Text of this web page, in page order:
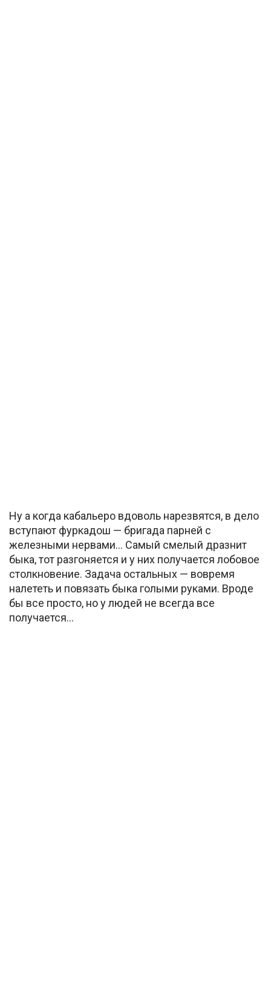
Ну а когда кабальеро вдоволь нарезвятся, в дело
вступают фуркадош — бригада парней с
железными нервами… Самый смелый дразнит
быка, тот разгоняется и у них получается лобовое
столкновение. Задача остальных — вовремя
налететь и повязать быка голыми руками. Вроде
бы все просто, но у людей не всегда все
получается…